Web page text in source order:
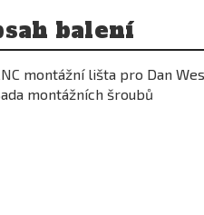
balení
montážní lišta pro Dan
montážních šroubů